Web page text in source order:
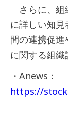
さらに、組
に詳しい知
間の連携促
に関する組織
・Anews：
https://